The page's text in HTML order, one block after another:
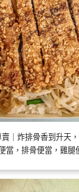
｜炸排骨香到升天
當，排骨便當，雞腿